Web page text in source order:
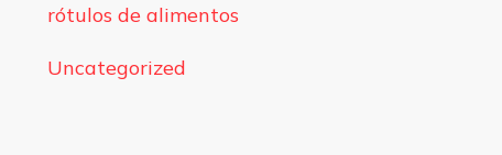
rótulos de alimentos
Uncategorized